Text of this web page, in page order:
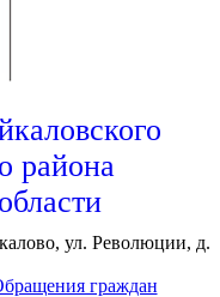
района
ул. Революции, д.
граждан